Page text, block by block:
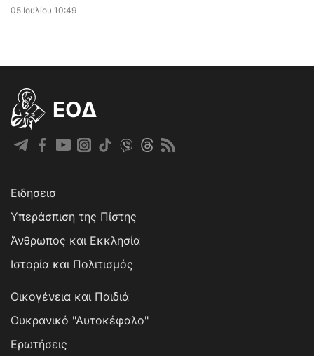
05 Ιουλίου 10:49
EOΔ
Ειδησεισ
Υπεράσπιση της Πίστης
Άνθρωπος και Εκκλησία
Ιστορία και Πολιτισμός
Οικογένεια και Παιδιά
Ουκρανικό "Αυτοκέφαλο"
Ερωτήσεις